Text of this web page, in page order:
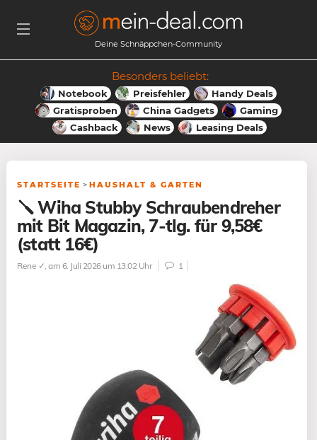
Deine Schnäppchen-Community
Besonders beliebt:
Notebook Preisfehler
Handy Deals
Gratisproben
China Gadgets
Gaming
Cashback
News Leasing Deals
STARTSEITE > HAUSHALT & GARTEN
🪛 Wiha Stubby Schraubendreher
mit Bit Magazin, 7-tlg. für 9,58€
(statt 16€)
Rene ✓, am 6. Juli 2026 um 13:02 Uhr 1